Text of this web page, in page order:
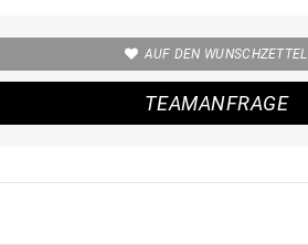
AUF DEN WUNSCHZETTEL
TEAMANFRAGE